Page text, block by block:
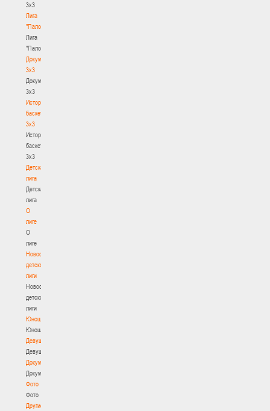
3х3
Лига
"Палова"
Лига
"Палова"
Документы
3х3
Документы
3х3
История
баскетбола
3х3
История
баскетбола
3х3
Детская
лига
Детская
лига
О
лиге
О
лиге
Новости
детской
лиги
Новости
детской
лиги
Юноши
Юноши
Девушки
Девушки
Документы
Документы
Фото
Фото
Другие